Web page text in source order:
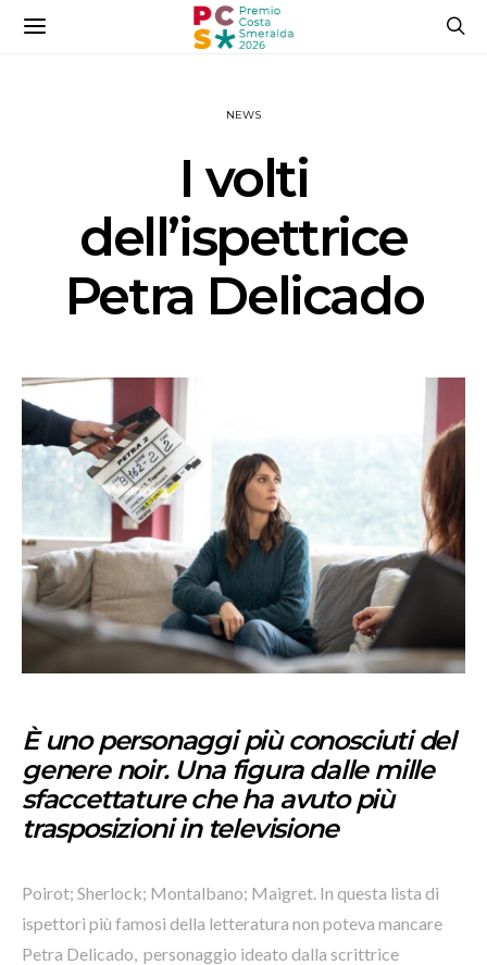
NEWS
I volti
dell’ispettrice
Petra Delicado
È uno personaggi più conosciuti del
genere noir. Una figura dalle mille
sfaccettature che ha avuto più
trasposizioni in televisione
Poirot; Sherlock; Montalbano; Maigret. In questa lista di
ispettori più famosi della letteratura non poteva mancare
Petra Delicado, personaggio ideato dalla scrittrice